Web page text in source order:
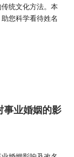
统文化方法。本
您科学看待姓名
事业婚姻的影